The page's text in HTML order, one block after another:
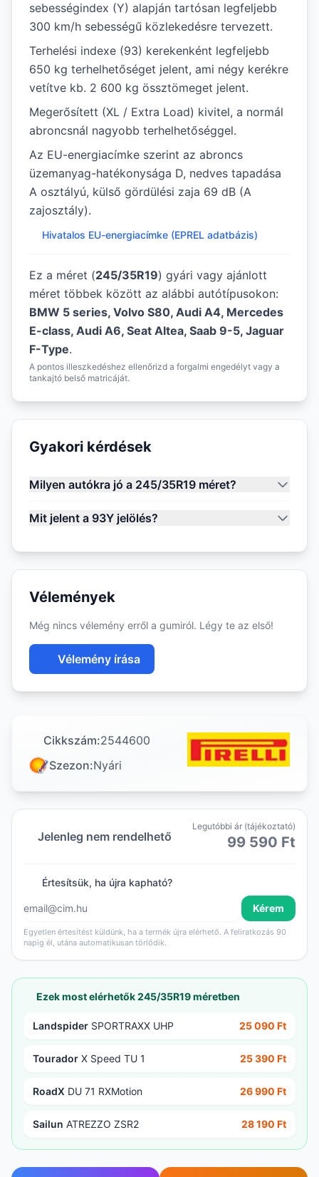
sebességindex (Y) alapján tartósan legfeljebb
300 km/h sebességű közlekedésre tervezett.
Terhelési indexe (93) kerekenként legfeljebb
650 kg terhelhetőséget jelent, ami négy kerékre
vetítve kb. 2 600 kg össztömeget jelent.
Megerősített (XL / Extra Load) kivitel, a normál
abroncsnál nagyobb terhelhetőséggel.
Az EU-energiacímke szerint az abroncs
üzemanyag-hatékonysága D, nedves tapadása
A osztályú, külső gördülési zaja 69 dB (A
zajosztály).
Hivatalos EU-energiacímke (EPREL adatbázis)
Ez a méret (245/35R19) gyári vagy ajánlott
méret többek között az alábbi autótípusokon:
BMW 5 series, Volvo S80, Audi A4, Mercedes
E-class, Audi A6, Seat Altea, Saab 9-5, Jaguar
F-Type.
A pontos illeszkedéshez ellenőrizd a forgalmi engedélyt vagy a
tankajtó belső matricáját.
Gyakori kérdések
Milyen autókra jó a 245/35R19 méret?
Mit jelent a 93Y jelölés?
Vélemények
Még nincs vélemény erről a gumiról. Légy te az első!
Vélemény írása
Cikkszám:2544600
Szezon:Nyári
Jelenleg nem rendelhető
Legutóbbi ár (tájékoztató)
99 590 Ft
Értesítsük, ha újra kapható?
Kérem
Egyetlen értesítést küldünk, ha a termék újra elérhető. A feliratkozás 90
napig él, utána automatikusan törlődik.
Ezek most elérhetők 245/35R19 méretben
Landspider SPORTRAXX UHP 25 090 Ft
Tourador X Speed TU 1 25 390 Ft
RoadX DU 71 RXMotion 26 990 Ft
Sailun ATREZZO ZSR2 28 190 Ft